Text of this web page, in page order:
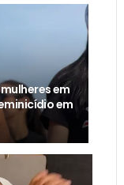
em
em